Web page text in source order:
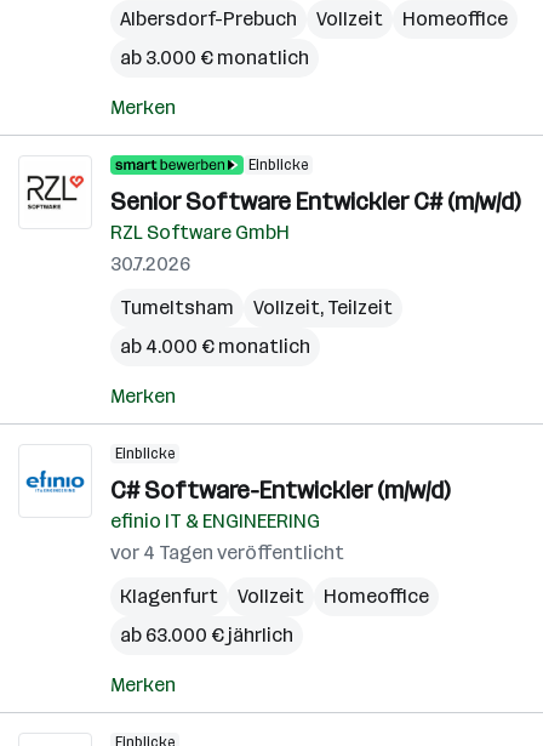
Albersdorf-Prebuch
Vollzeit
Homeoffice
ab 3.000 € monatlich
Merken
Einblicke
Senior Software Entwickler C# (m/w/d)
RZL Software GmbH
30.7.2026
Tumeltsham
Vollzeit, Teilzeit
ab 4.000 € monatlich
Merken
Einblicke
C# Software-Entwickler (m/w/d)
efinio IT & ENGINEERING
vor 4 Tagen veröffentlicht
Klagenfurt
Vollzeit
Homeoffice
ab 63.000 € jährlich
Merken
Einblicke